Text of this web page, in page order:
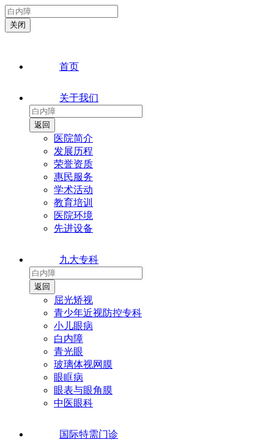
首页
关于我们
医院简介
发展历程
荣誉资质
惠民服务
学术活动
教育培训
医院环境
先进设备
九大专科
屈光矫视
青少年近视防控专科
小儿眼病
白内障
青光眼
玻璃体视网膜
眼眶病
眼表与眼角膜
中医眼科
国际特需门诊